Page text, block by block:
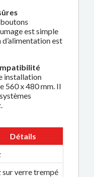
est simple
est
installation
560 x 480 mm. Il
Détails
sur verre trempé